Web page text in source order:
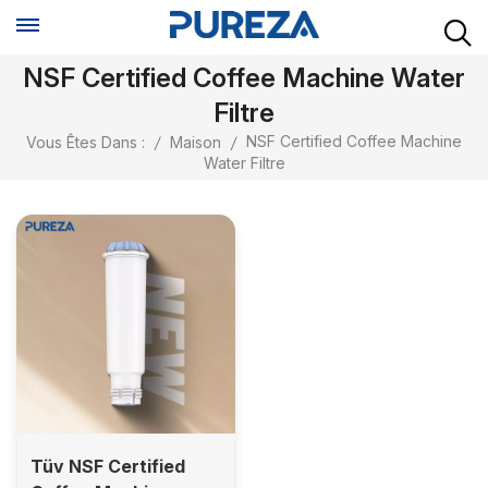
NSF Certified Coffee Machine Water
Filtre
Vous Êtes Dans : / Maison / NSF Certified Coffee Machine
Water Filtre
Tüv NSF Certified